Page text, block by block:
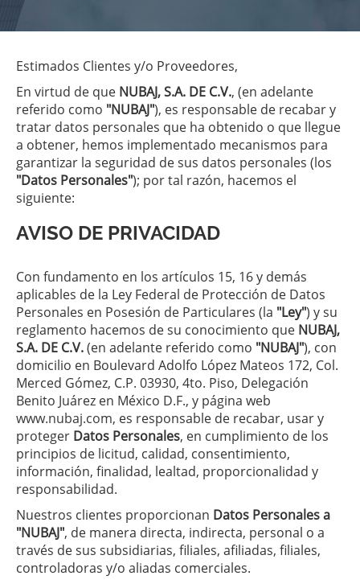
Estimados Clientes y/o Proveedores,
En virtud de que NUBAJ, S.A. DE C.V., (en adelante
referido como "NUBAJ"), es responsable de recabar y
tratar datos personales que ha obtenido o que llegue
a obtener, hemos implementado mecanismos para
garantizar la seguridad de sus datos personales (los
"Datos Personales"); por tal razón, hacemos el
siguiente:
AVISO DE PRIVACIDAD
Con fundamento en los artículos 15, 16 y demás
aplicables de la Ley Federal de Protección de Datos
Personales en Posesión de Particulares (la "Ley") y su
reglamento hacemos de su conocimiento que NUBAJ,
S.A. DE C.V.(en adelante referido como "NUBAJ"), con
domicilio en Boulevard Adolfo López Mateos 172, Col.
Merced Gómez, C.P. 03930, 4to. Piso, Delegación
Benito Juárez en México D.F., y página web
www.nubaj.com, es responsable de recabar, usar y
proteger Datos Personales, en cumplimiento de los
principios de licitud, calidad, consentimiento,
información, finalidad, lealtad, proporcionalidad y
responsabilidad.
Nuestros clientes proporcionan Datos Personales a
"NUBAJ", de manera directa, indirecta, personal o a
través de sus subsidiarias, filiales, afiliadas, filiales,
controladoras y/o aliadas comerciales.